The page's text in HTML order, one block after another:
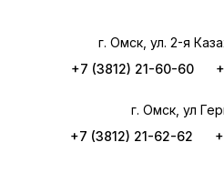
г. Омск, ул. 2-я
+7 (3812) 21-60-60
г. Омск, ул
+7 (3812) 21-62-62